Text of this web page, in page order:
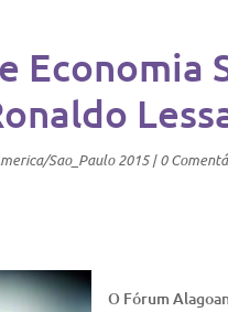
Economia
Sao_Paulo 2015|0
O Fórum